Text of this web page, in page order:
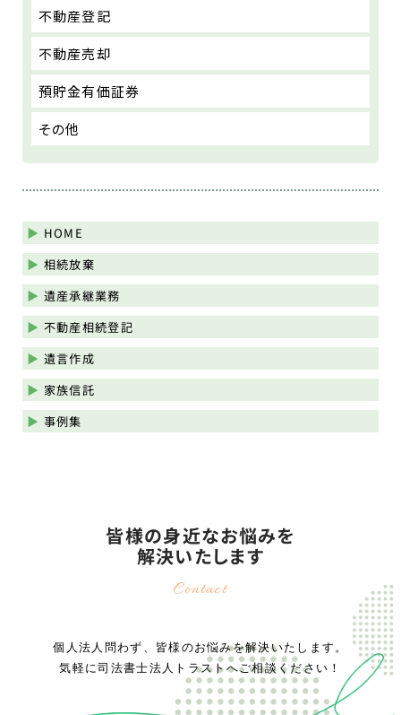
不動産登記
不動産売却
預貯金有価証券
その他
HOME
相続放棄
遺産承継業務
不動産相続登記
遺言作成
家族信託
事例集
皆様の身近なお悩みを
解決いたします
Contact
個人法人問わず、皆様のお悩みを解決いたします。
気軽に司法書士法人トラストへご相談ください！